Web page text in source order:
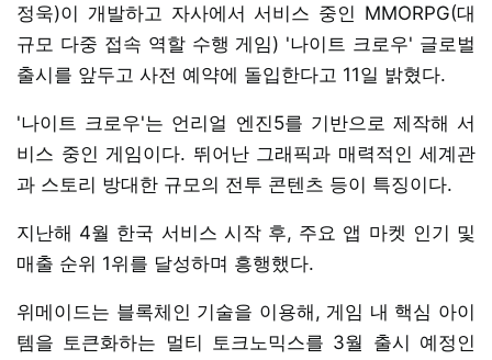
정욱)이 개발하고 자사에서 서비스 중인 MMORPG(대
규모 다중 접속 역할 수행 게임) '나이트 크로우' 글로벌
출시를 앞두고 사전 예약에 돌입한다고 11일 밝혔다.
'나이트 크로우'는 언리얼 엔진5를 기반으로 제작해 서
비스 중인 게임이다. 뛰어난 그래픽과 매력적인 세계관
과 스토리 방대한 규모의 전투 콘텐츠 등이 특징이다.
지난해 4월 한국 서비스 시작 후, 주요 앱 마켓 인기 및
매출 순위 1위를 달성하며 흥행했다.
위메이드는 블록체인 기술을 이용해, 게임 내 핵심 아이
템을 토큰화하는 멀티 토크노믹스를 3월 출시 예정인